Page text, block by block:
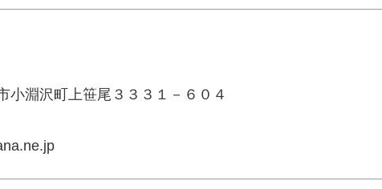
小淵沢町上笹尾３３３１－６０４